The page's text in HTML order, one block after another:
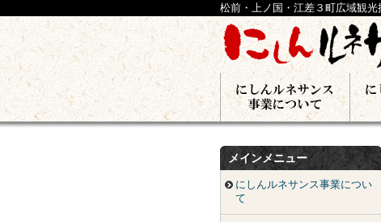
松前・上ノ国・江差３町広域観光
メインメニュー
にしんルネサンス事業につい
て